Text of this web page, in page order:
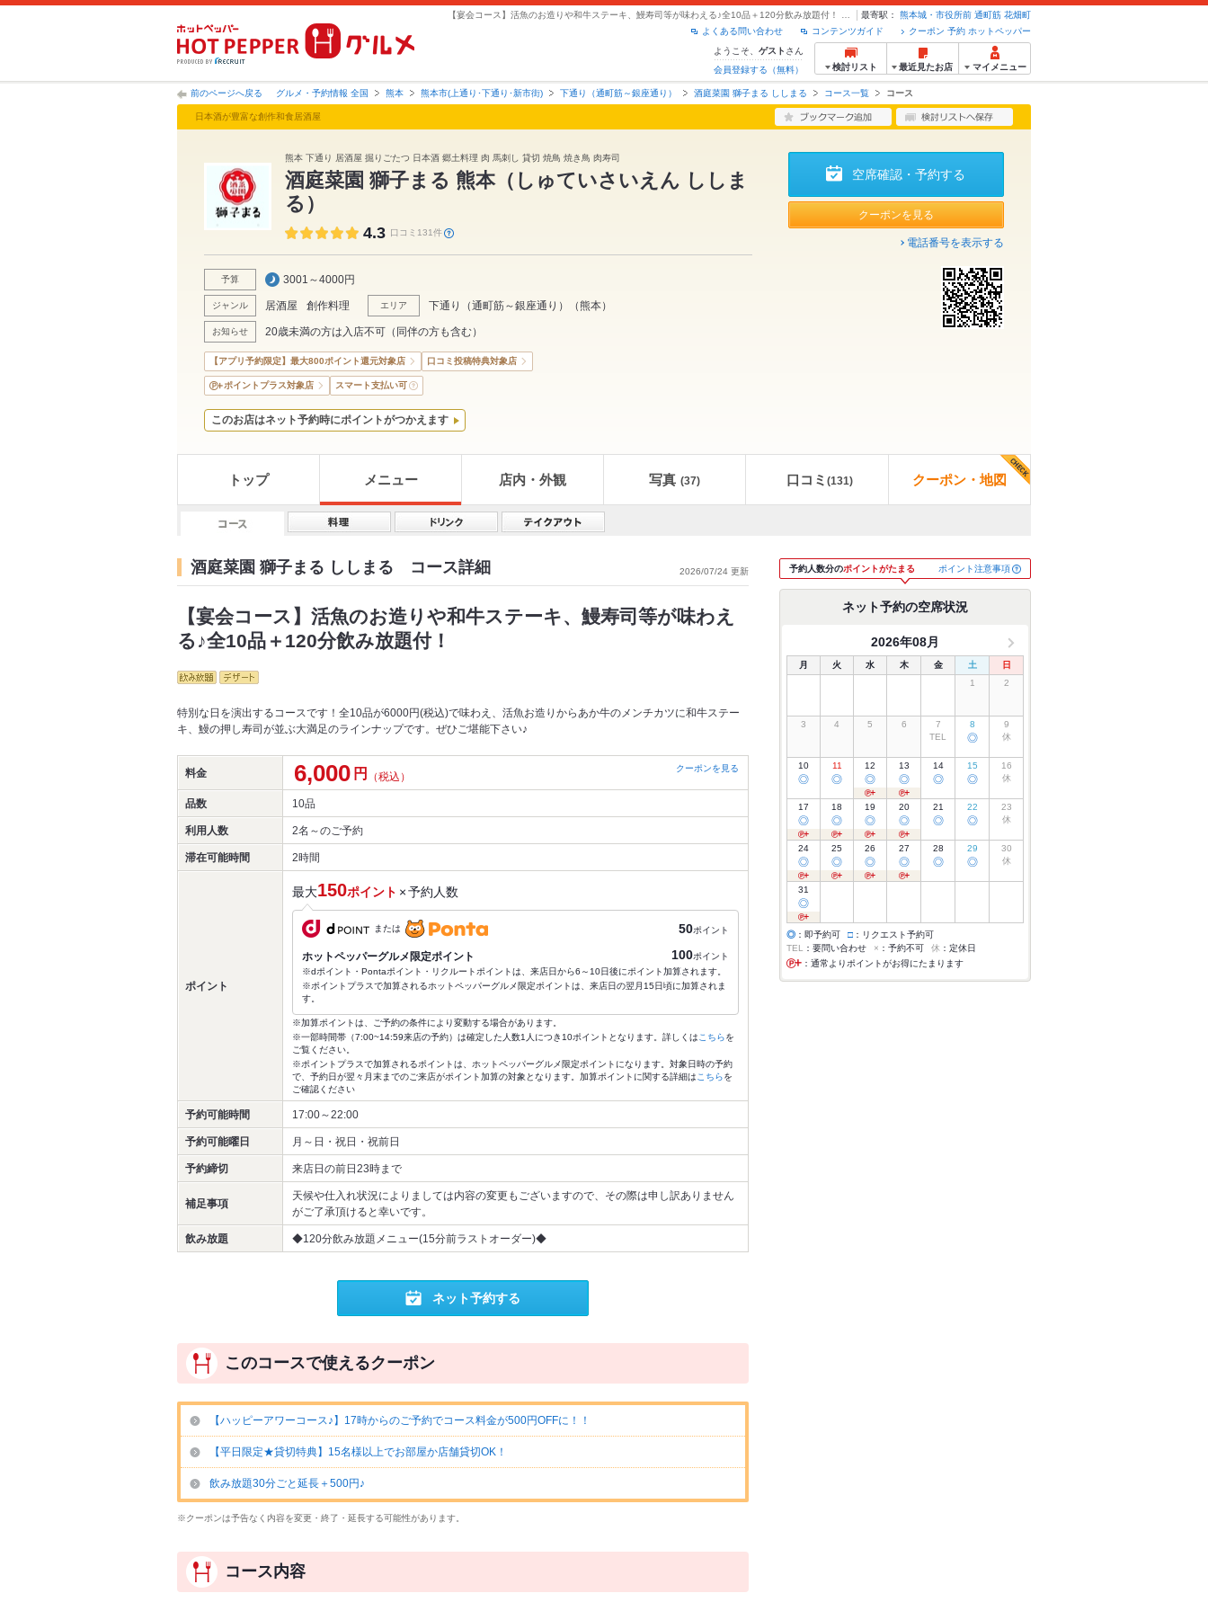
最寄駅： 熊本城・市役所前 通町筋 花畑町
クーポン 予約 ホットペッパー
コンテンツガイド
よくある問い合わせ
ようこそ、 ゲスト さん
会員登録する（無料）
検討リスト 最近見たお店 マイメニュー
前のページへ戻る グルメ・予約情報 全国 熊本 熊本市(上通り･下通り･新市街) 下通り（通町筋～銀座通り） 酒庭菜園 獅子まる ししまる コース一覧 コース
日本酒が豊富な創作和食居酒屋
熊本 下通り 居酒屋 掘りごたつ 日本酒 郷土料理 肉 馬刺し 貸切 焼鳥 焼き鳥 肉寿司
酒庭菜園 獅子まる 熊本（しゅていさいえん ししま
る）
4.3 口コミ131件
予算 3001～4000円
ジャンル 居酒屋 創作料理 エリア 下通り（通町筋～銀座通り） （熊本）
お知らせ 20歳未満の方は入店不可（同伴の方も含む）
空席確認・予約する
クーポンを見る
電話番号を表示する
【アプリ予約限定】最大800ポイント還元対象店 口コミ投稿特典対象店
ポイントプラス対象店 スマート支払い可
このお店はネット予約時にポイントがつかえます
トップ メニュー 店内・外観 写真 (37) 口コミ (131) クーポン・地図
酒庭菜園 獅子まる ししまる コース詳細 2026/07/24 更新
【宴会コース】活魚のお造りや和牛ステーキ、鰻寿司等が味わえ
る♪全10品＋120分飲み放題付！
特別な日を演出するコースです！全10品が6000円(税込)で味わえ、活魚お造りからあか牛のメンチカツに和牛ステー
キ、鰻の押し寿司が並ぶ大満足のラインナップです。ぜひご堪能下さい♪
料金 6,000 円 （税込）
クーポンを見る
品数 10品
利用人数 2名～のご予約
滞在可能時間 2時間
ポイント
最大150ポイント ×予約人数
または 50ポイント
ホットペッパーグルメ限定ポイント 100ポイント
※dポイント・Pontaポイント・リクルートポイントは、来店日から6～10日後にポイント加算されます。
※ポイントプラスで加算されるホットペッパーグルメ限定ポイントは、来店日の翌月15日頃に加算されま
す。
※加算ポイントは、ご予約の条件により変動する場合があります。
※一部時間帯（7:00~14:59来店の予約）は確定した人数1人につき10ポイントとなります。詳しくは こちらを
ご覧ください。
※ポイントプラスで加算されるポイントは、ホットペッパーグルメ限定ポイントになります。対象日時の予約
で、予約日が翌々月末までのご来店がポイント加算の対象となります。加算ポイントに関する詳細は こちらを
ご確認ください
予約可能時間 17:00～22:00
予約可能曜日 月～日・祝日・祝前日
予約締切 来店日の前日23時まで
補足事項
天候や仕入れ状況によりましては内容の変更もございますので、その際は申し訳ありません
がご了承頂けると幸いです。
飲み放題 ◆120分飲み放題メニュー(15分前ラストオーダー)◆
ネット予約する
このコースで使えるクーポン
【ハッピーアワーコース♪】17時からのご予約でコース料金が500円OFFに！！
【平日限定★貸切特典】15名様以上でお部屋か店舗貸切OK！
飲み放題30分ごと延長＋500円♪
※クーポンは予告なく内容を変更・終了・延長する可能性があります。
コース内容
予約人数分のポイントがたまる ポイント注意事項
ネット予約の空席状況
2026年08月
月 火 水 木 金 土
日
1
2
3 4 5 6
7
TEL
8
◎
9
休
10
◎
11
◎
12
◎
13
◎
14
◎
15
◎
16
休
17
◎
18
◎
19
◎
20
◎
21
◎
22
◎
23
休
24
◎
25
◎
26
◎
27
◎
28
◎
29
◎
30
休
31
◎
◎ ：即予約可 □ ：リクエスト予約可
TEL
：要問い合わせ × ：予約不可 休 ：定休日
：通常よりポイントがお得にたまります